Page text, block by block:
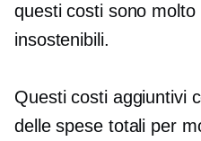
questi costi sono
insostenibili.
Questi costi aggiuntivi
delle spese totali per